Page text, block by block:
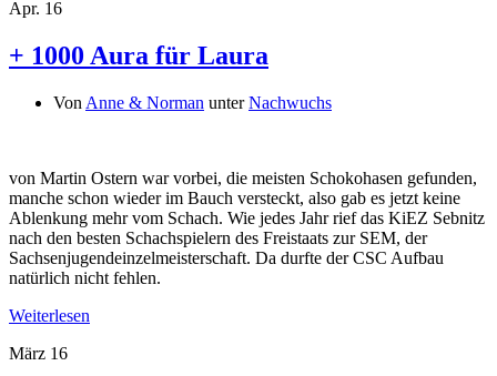
Apr. 16
+ 1000 Aura für Laura
Von Anne & Norman unterNachwuchs
von Martin Ostern war vorbei, die meisten Schokohasen gefunden,
manche schon wieder im Bauch versteckt, also gab es jetzt keine
Ablenkung mehr vom Schach. Wie jedes Jahr rief das KiEZ Sebnitz
nach den besten Schachspielern des Freistaats zur SEM, der
Sachsenjugendeinzelmeisterschaft. Da durfte der CSC Aufbau
natürlich nicht fehlen.
Weiterlesen
März 16